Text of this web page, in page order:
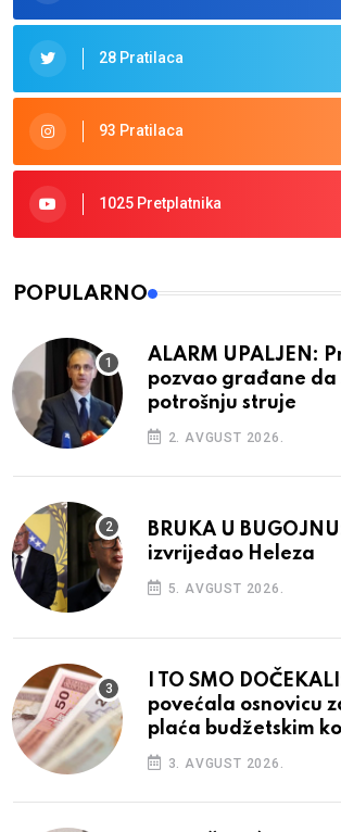
28 Pratilaca
93 Pratilaca
1025 Pretplatnika
POPULARNO
ALARM UPALJEN:
pozvao građane da
potrošnju struje
2. AVGUST 2026.
BRUKA U
izvrijeđao Heleza
5. AVGUST 2026.
I TO SMO
povećala osnovicu
plaća budžetskim
3. AVGUST 2026.